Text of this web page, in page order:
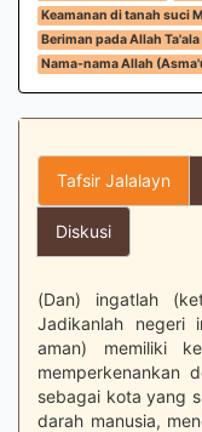
Keamanan di tanah suci
Beriman pada Allah Ta'ala
Nama-nama Allah
Tafsir Jalalayn
Diskusi
(Dan) ingatlah
Jadikanlah negeri
aman) memiliki
memperkenankan
sebagai kota yang
darah manusia,